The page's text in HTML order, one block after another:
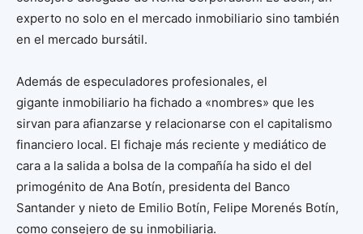
experto no solo en el mercado inmobiliario sino también
en el mercado bursátil.
Además de especuladores profesionales, el
gigante inmobiliario ha fichado a «nombres» que les
sirvan para afianzarse y relacionarse con el capitalismo
financiero local. El fichaje más reciente y mediático de
cara a la salida a bolsa de la compañía ha sido el del
primogénito de Ana Botín, presidenta del Banco
Santander y nieto de Emilio Botín, Felipe Morenés Botín,
como consejero de su inmobiliaria.